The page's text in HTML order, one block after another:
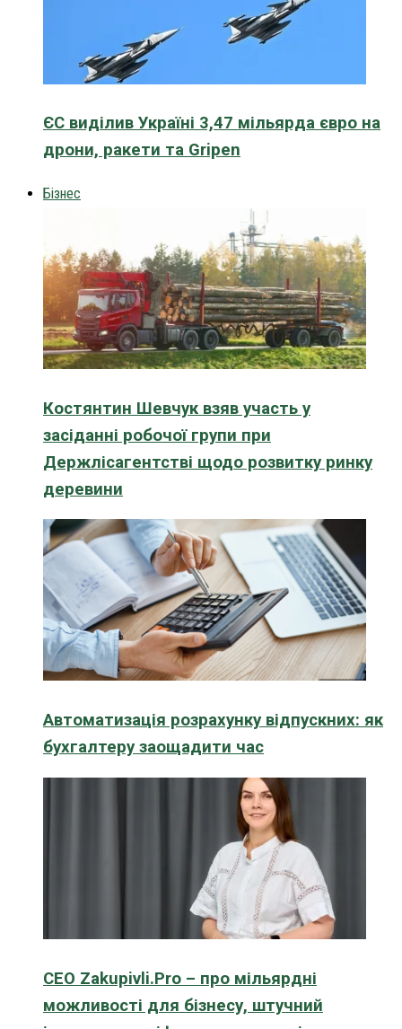
ЄС виділив Україні 3,47 мільярда євро на
дрони, ракети та Gripen
Бізнес
Костянтин Шевчук взяв участь у
засіданні робочої групи при
Держлісагентстві щодо розвитку ринку
деревини
Автоматизація розрахунку відпускних: як
бухгалтеру заощадити час
CEO Zakupivli.Pro – про мільярдні
можливості для бізнесу, штучний